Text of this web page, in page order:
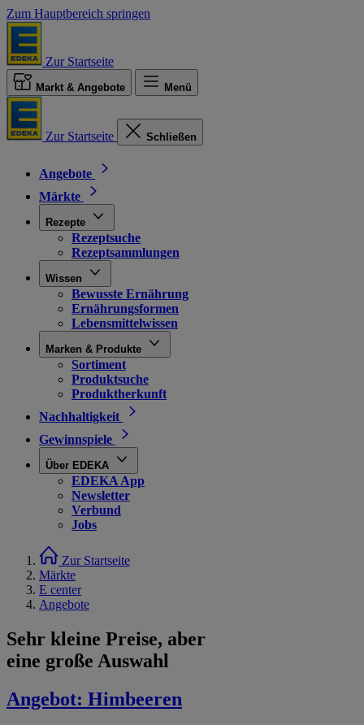
Zum Hauptbereich springen
Zur Startseite
Markt & Angebote Menü
Zur Startseite Schließen
Angebote
Märkte
Rezepte
Rezeptsuche
Rezeptsammlungen
Wissen
Bewusste Ernährung
Ernährungsformen
Lebensmittelwissen
Marken & Produkte
Sortiment
Produktsuche
Produktherkunft
Nachhaltigkeit
Gewinnspiele
Über EDEKA
EDEKA App
Newsletter
Verbund
Jobs
Zur Startseite
Märkte
E center
Angebote
Sehr kleine Preise, aber
eine große Auswahl
Angebot: Himbeeren